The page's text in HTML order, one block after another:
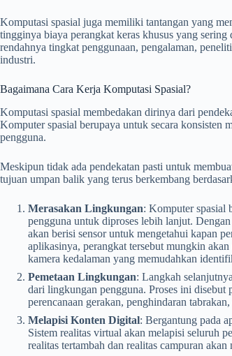
Komputasi spasial juga memiliki tantangan yang
tingginya biaya perangkat keras khusus yang
rendahnya tingkat penggunaan, pengalaman,
industri.
Bagaimana Cara Kerja Komputasi Spasial?
Komputasi spasial membedakan dirinya dari
Komputer spasial berupaya untuk secara konsisten
pengguna.
Meskipun tidak ada pendekatan pasti untuk
tujuan umpan balik yang terus berkembang
Merasakan Lingkungan: Komputer spasial
pengguna untuk diproses lebih lanjut.
akan berisi sensor untuk mengetahui kapan
aplikasinya, perangkat tersebut mungkin
kamera kedalaman yang memudahkan
Pemetaan Lingkungan: Langkah
dari lingkungan pengguna. Proses ini disebut
perencanaan gerakan, penghindaran
Melapisi Konten Digital: Bergantung pada
Sistem realitas virtual akan melapisi seluruh
realitas tertambah dan realitas campuran